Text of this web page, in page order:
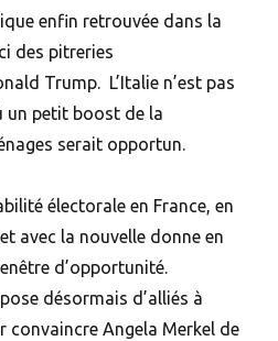
enfin retrouvée dans la
des pitreries
Trump. L’Italie n’est pas
un petit boost de la
serait opportun.
électorale en France, en
avec la nouvelle donne en
d’opportunité.
désormais d’alliés à
convaincre Angela Merkel de